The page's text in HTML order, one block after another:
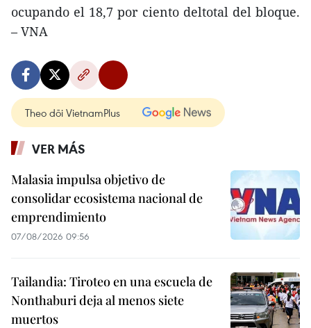
ocupando el 18,7 por ciento deltotal del bloque.
– VNA
Theo dõi VietnamPlus
VER MÁS
Malasia impulsa objetivo de
consolidar ecosistema nacional de
emprendimiento
07/08/2026 09:56
Tailandia: Tiroteo en una escuela de
Nonthaburi deja al menos siete
muertos